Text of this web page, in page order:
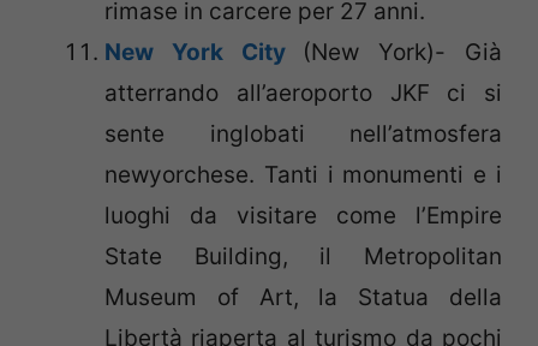
rimase in carcere per 27 anni.
New York City
(New York)- Già
atterrando all’aeroporto JKF ci si
sente inglobati nell’atmosfera
newyorchese. Tanti i monumenti e i
luoghi da visitare come l’Empire
State Building, il Metropolitan
Museum of Art, la Statua della
Libertà riaperta al turismo da pochi